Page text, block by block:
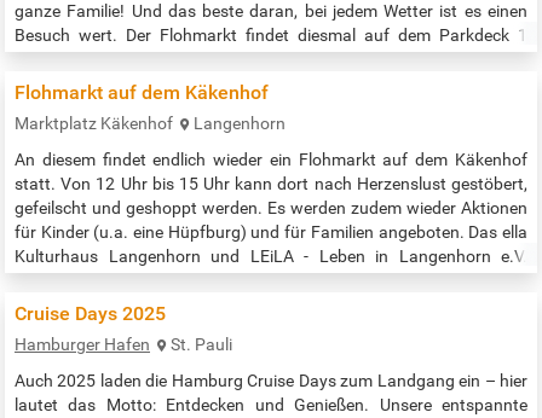
ganze Familie! Und das beste daran, bei jedem Wetter ist es einen
Besuch wert. Der Flohmarkt findet diesmal auf dem Parkdeck 1
veranstalten mehrmals im Jahr, immer von 8:00 bis 14:00 Uhr, den…
Flohmarkt auf dem Käkenhof
Marktplatz Käkenhof
Langenhorn
An diesem findet endlich wieder ein Flohmarkt auf dem Käkenhof
statt. Von 12 Uhr bis 15 Uhr kann dort nach Herzenslust gestöbert,
gefeilscht und geshoppt werden. Es werden zudem wieder Aktionen
für Kinder (u.a. eine Hüpfburg) und für Familien angeboten. Das ella
Kulturhaus Langenhorn und LEiLA - Leben in Langenhorn e.V.
Anmeldung für einen Stand. Der genaue Standort des Flohmarktes…
Cruise Days 2025
Hamburger Hafen
St. Pauli
Auch 2025 laden die Hamburg Cruise Days zum Landgang ein – hier
lautet das Motto: Entdecken und Genießen. Unsere entspannte